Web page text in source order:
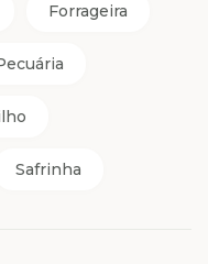
Forrageira
Safrinha